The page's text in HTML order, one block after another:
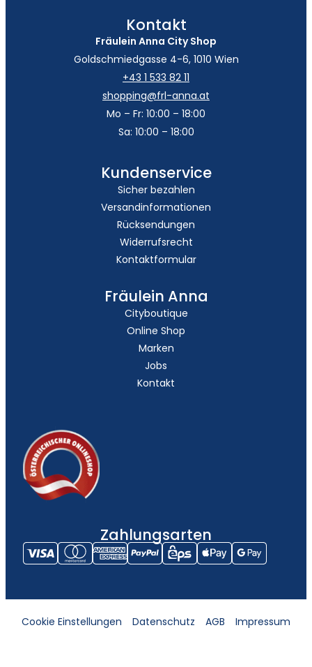
Kontakt
Fräulein Anna City Shop
Goldschmiedgasse 4-6, 1010 Wien
+43 1 533 82 11
shopping@frl-anna.at
Mo – Fr: 10:00 – 18:00
Sa: 10:00 – 18:00
Kundenservice
Sicher bezahlen
Versandinformationen
Rücksendungen
Widerrufsrecht
Kontaktformular
Fräulein Anna
Cityboutique
Online Shop
Marken
Jobs
Kontakt
Zahlungsarten
Cookie Einstellungen Datenschutz AGB Impressum